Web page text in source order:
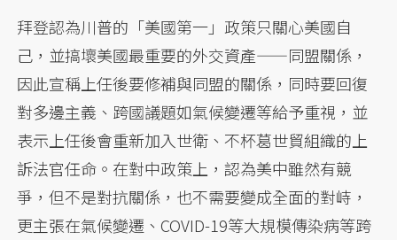
拜登認為川普的「美國第一」政策只關心美國自
己，並搞壞美國最重要的外交資產——同盟關係，
因此宣稱上任後要修補與同盟的關係，同時要回復
對多邊主義、跨國議題如氣候變遷等給予重視，並
表示上任後會重新加入世衛、不杯葛世貿組織的上
訴法官任命。在對中政策上，認為美中雖然有競
爭，但不是對抗關係，也不需要變成全面的對峙，
更主張在氣候變遷、COVID-19等大規模傳染病等跨